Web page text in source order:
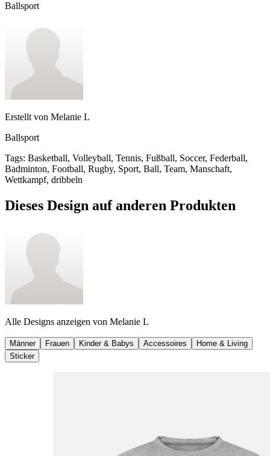
Ballsport
Erstellt von Melanie L
Ballsport
Tags: Basketball, Volleyball, Tennis, Fußball, Soccer, Federball,
Badminton, Football, Rugby, Sport, Ball, Team, Manschaft,
Wettkampf, dribbeln
Dieses Design auf anderen Produkten
Alle Designs anzeigen von Melanie L
Männer Frauen Kinder & Babys Accessoires
Home & Living
Sticker